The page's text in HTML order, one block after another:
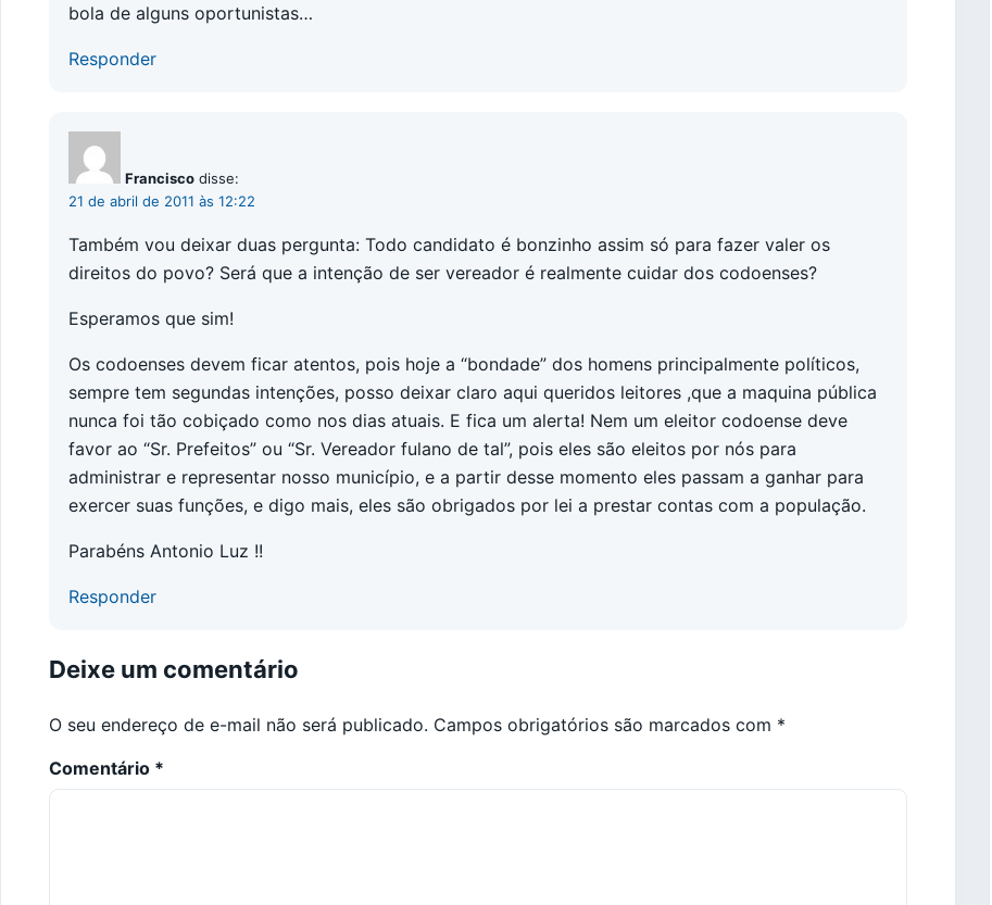
bola de alguns oportunistas…
Responder
Francisco disse:
21 de abril de 2011 às 12:22
Também vou deixar duas pergunta: Todo candidato é bonzinho assim só para fazer valer os
direitos do povo? Será que a intenção de ser vereador é realmente cuidar dos codoenses?
Esperamos que sim!
Os codoenses devem ficar atentos, pois hoje a “bondade” dos homens principalmente políticos,
sempre tem segundas intenções, posso deixar claro aqui queridos leitores ,que a maquina pública
nunca foi tão cobiçado como nos dias atuais. E fica um alerta! Nem um eleitor codoense deve
favor ao “Sr. Prefeitos” ou “Sr. Vereador fulano de tal”, pois eles são eleitos por nós para
administrar e representar nosso município, e a partir desse momento eles passam a ganhar para
exercer suas funções, e digo mais, eles são obrigados por lei a prestar contas com a população.
Parabéns Antonio Luz !!
Responder
Deixe um comentário
O seu endereço de e-mail não será publicado. Campos obrigatórios são marcados com *
Comentário *